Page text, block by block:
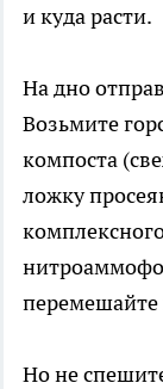
и куда расти.
На дно
Возьмите
компоста
ложку
Но не